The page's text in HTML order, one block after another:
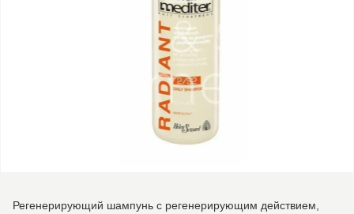
Регенерирующий шампунь с регенерирующим действием,